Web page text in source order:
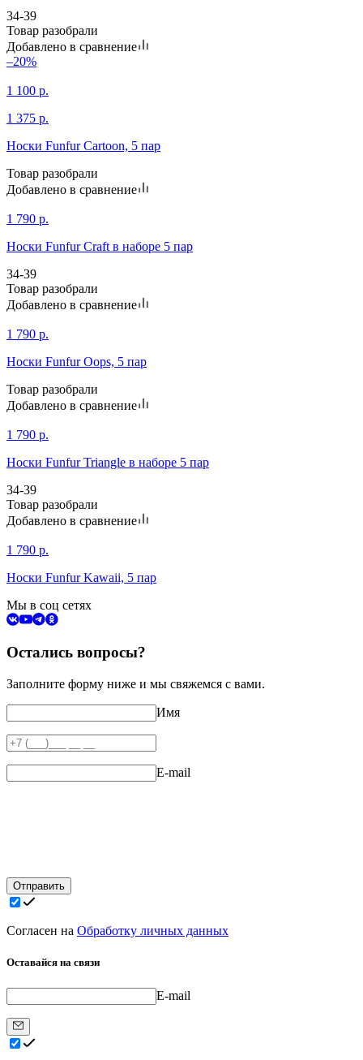
34-39
Товар разобрали
Добавлено в сравнение
–20%
1 100 р.
1 375 р.
Носки Funfur Cartoon, 5 пар
Товар разобрали
Добавлено в сравнение
1 790 р.
Носки Funfur Craft в наборе 5 пар
34-39
Товар разобрали
Добавлено в сравнение
1 790 р.
Носки Funfur Oops, 5 пар
Товар разобрали
Добавлено в сравнение
1 790 р.
Носки Funfur Triangle в наборе 5 пар
34-39
Товар разобрали
Добавлено в сравнение
1 790 р.
Носки Funfur Kawaii, 5 пар
Мы в соц сетях
Остались вопросы?
Заполните форму ниже и мы свяжемся с вами.
Имя
E-mail
Отправить
Согласен на Обработку личных данных
Оставайся на связи
E-mail